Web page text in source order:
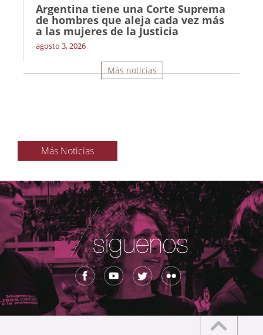
Argentina tiene una Corte Suprema
de hombres que aleja cada vez más
a las mujeres de la Justicia
agosto 3, 2026
Más noticias
Más Noticias